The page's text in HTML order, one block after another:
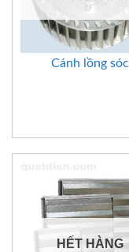
Cánh lồng sóc
HẾT HÀNG